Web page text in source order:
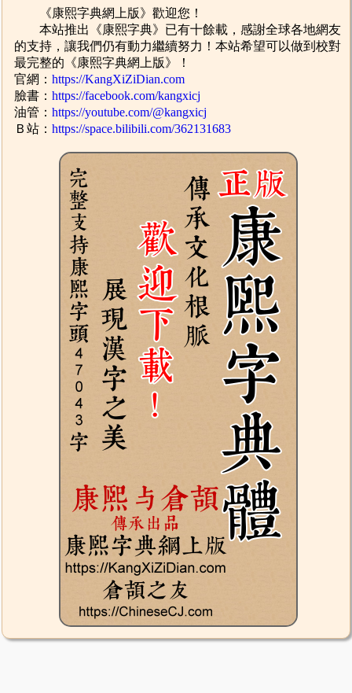
《康熙字典網上版》歡迎您！
本站推出《康熙字典》已有十餘載，感謝全球各地網友
的支持，讓我們仍有動力繼續努力！本站希望可以做到校對
最完整的《康熙字典網上版》！
官網：https://KangXiZiDian.com
臉書：https://facebook.com/kangxicj
油管：https://youtube.com/@kangxicj
Ｂ站：https://space.bilibili.com/362131683